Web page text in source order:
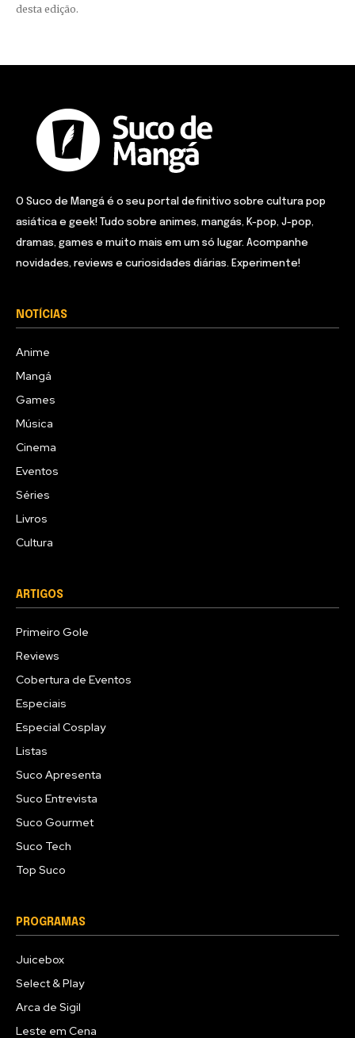
desta edição.
O Suco de Mangá é o seu portal definitivo sobre cultura pop
asiática e geek! Tudo sobre animes, mangás, K-pop, J-pop,
dramas, games e muito mais em um só lugar. Acompanhe
novidades, reviews e curiosidades diárias. Experimente!
NOTÍCIAS
Anime
Mangá
Games
Música
Cinema
Eventos
Séries
Livros
Cultura
ARTIGOS
Primeiro Gole
Reviews
Cobertura de Eventos
Especiais
Especial Cosplay
Listas
Suco Apresenta
Suco Entrevista
Suco Gourmet
Suco Tech
Top Suco
PROGRAMAS
Juicebox
Select & Play
Arca de Sigil
Leste em Cena